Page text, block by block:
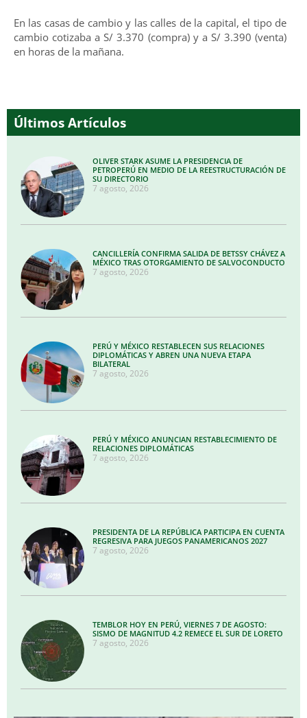
En las casas de cambio y las calles de la capital, el tipo de
cambio cotizaba a S/ 3.370 (compra) y a S/ 3.390 (venta)
en horas de la mañana.
Últimos Artículos
OLIVER STARK ASUME LA PRESIDENCIA DE
PETROPERÚ EN MEDIO DE LA REESTRUCTURACIÓN DE
SU DIRECTORIO
7 agosto, 2026
CANCILLERÍA CONFIRMA SALIDA DE BETSSY CHÁVEZ A
MÉXICO TRAS OTORGAMIENTO DE SALVOCONDUCTO
7 agosto, 2026
PERÚ Y MÉXICO RESTABLECEN SUS RELACIONES
DIPLOMÁTICAS Y ABREN UNA NUEVA ETAPA
BILATERAL
7 agosto, 2026
PERÚ Y MÉXICO ANUNCIAN RESTABLECIMIENTO DE
RELACIONES DIPLOMÁTICAS
7 agosto, 2026
PRESIDENTA DE LA REPÚBLICA PARTICIPA EN CUENTA
REGRESIVA PARA JUEGOS PANAMERICANOS 2027
7 agosto, 2026
TEMBLOR HOY EN PERÚ, VIERNES 7 DE AGOSTO:
SISMO DE MAGNITUD 4.2 REMECE EL SUR DE LORETO
7 agosto, 2026